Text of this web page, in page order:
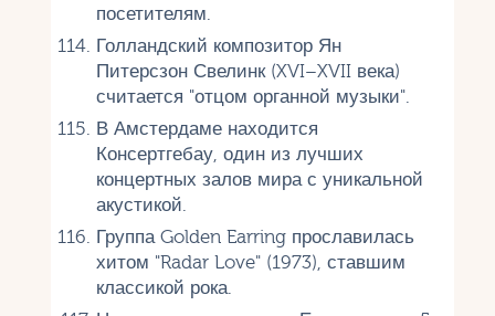
посетителям.
Голландский композитор Ян
Питерсзон Свелинк (XVI–XVII века)
считается "отцом органной музыки".
В Амстердаме находится
Консертгебау, один из лучших
концертных залов мира с уникальной
акустикой.
Группа Golden Earring прославилась
хитом "Radar Love" (1973), ставшим
классикой рока.